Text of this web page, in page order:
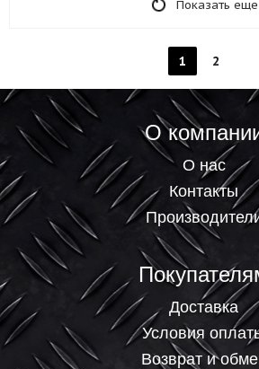
Показать еще
1 2
О
О нас
Контакты
Доставка
Условия
Возврат и